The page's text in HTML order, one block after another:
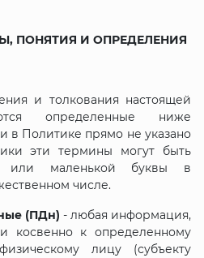
ПОНЯТИЯ И ОПРЕДЕЛЕНИЯ
и толкования настоящей
определенные ниже
в Политике прямо не указано
эти термины могут быть
или маленькой буквы в
числе.
(ПДн) - любая информация,
косвенно к определенному
лицу (субъекту